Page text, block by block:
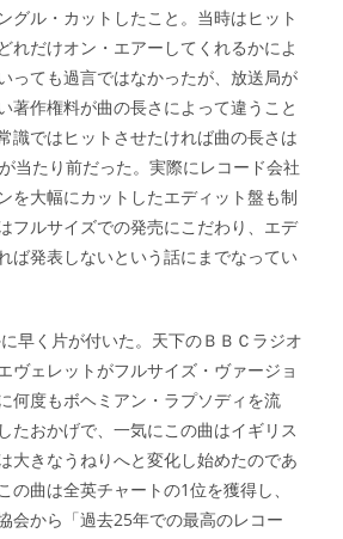
グル・カットしたこと。当時はヒット
れだけオン・エアーしてくれるかによ
っても過言ではなかったが、放送局が
著作権料が曲の長さによって違うこと
識ではヒットさせたければ曲の長さは
当たり前だった。実際にレコード会社
を大幅にカットしたエディット盤も制
フルサイズでの発売にこだわり、エデ
ば発表しないという話にまでなってい
早く片が付いた。天下のＢＢＣラジオ
ヴェレットがフルサイズ・ヴァージョ
何度もボヘミアン・ラプソディを流
たおかげで、一気にこの曲はイギリス
大きなうねりへと変化し始めたのであ
の曲は全英チャートの1位を獲得し、
会から「過去25年での最高のレコー